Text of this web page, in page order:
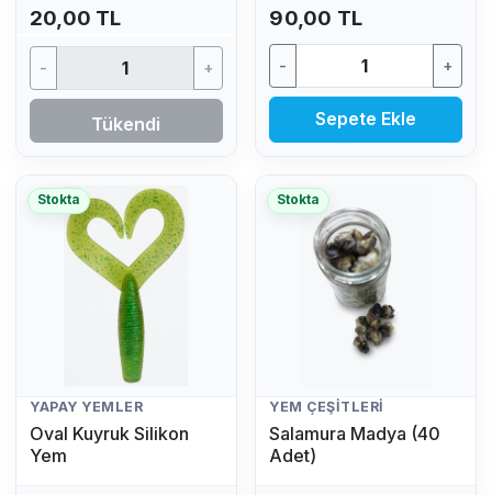
20,00 TL
- +
Tükendi
90,00 TL
- +
Sepete Ekle
Stokta
YAPAY YEMLER
Oval Kuyruk Silikon
Yem
Stokta
YEM ÇEŞITLERI
Salamura Madya (40
Adet)